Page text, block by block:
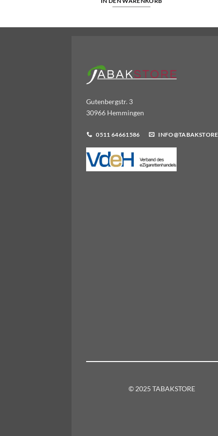
Gutenbergstr. 3
30966 Hemmingen
0511 64661586
© 2025 TABAKSTORE